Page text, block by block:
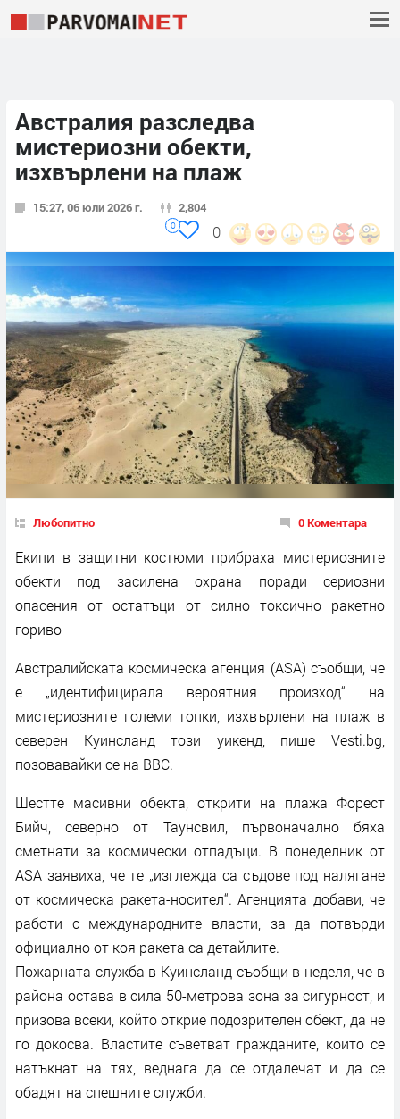
Австралия разследва
мистериозни обекти,
изхвърлени на плаж
15:27, 06 юли 2026 г. 2,804
0
0
Любопитно 0 Коментара
Екипи в защитни костюми прибраха мистериозните
обекти под засилена охрана поради сериозни
опасения от остатъци от силно токсично ракетно
гориво
Австралийската космическа агенция (ASA) съобщи, че
е „идентифицирала вероятния произход“ на
мистериозните големи топки, изхвърлени на плаж в
северен Куинсланд този уикенд, пише Vesti.bg,
позовавайки се на BBC.
Шестте масивни обекта, открити на плажа Форест
Бийч, северно от Таунсвил, първоначално бяха
сметнати за космически отпадъци. В понеделник от
ASA заявиха, че те „изглежда са съдове под налягане
от космическа ракета-носител“. Агенцията добави, че
работи с международните власти, за да потвърди
официално от коя ракета са детайлите.
Пожарната служба в Куинсланд съобщи в неделя, че в
района остава в сила 50-метрова зона за сигурност, и
призова всеки, който открие подозрителен обект, да не
го докосва. Властите съветват гражданите, които се
натъкнат на тях, веднага да се отдалечат и да се
обадят на спешните служби.